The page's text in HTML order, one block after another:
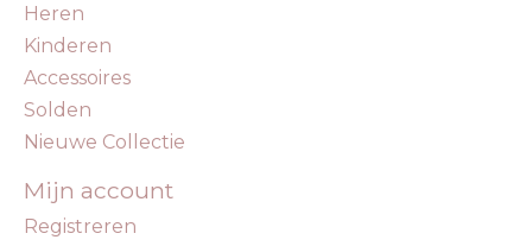
Heren
Kinderen
Accessoires
Solden
Nieuwe Collectie
Mijn account
Registreren